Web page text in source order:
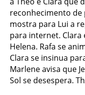
reconhecimento de
mostra para Lui a
para internet. Clara
Helena. Rafa se
Clara se insinua
Marlene avisa que
Sol se desespera.